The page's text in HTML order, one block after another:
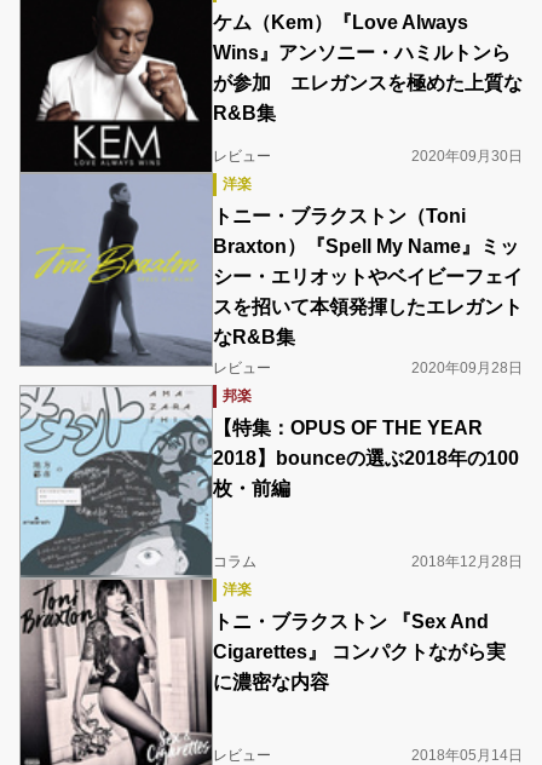
ケム（Kem）『Love Always
Wins』アンソニー・ハミルトンら
が参加 エレガンスを極めた上質な
R&B集
レビュー
2020年09月30日
洋楽
トニー・ブラクストン（Toni
Braxton）『Spell My Name』ミッ
シー・エリオットやベイビーフェイ
スを招いて本領発揮したエレガント
なR&B集
レビュー
2020年09月28日
邦楽
【特集：OPUS OF THE YEAR
2018】bounceの選ぶ2018年の100
枚・前編
コラム
2018年12月28日
洋楽
トニ・ブラクストン 『Sex And
Cigarettes』 コンパクトながら実
に濃密な内容
レビュー
2018年05月14日